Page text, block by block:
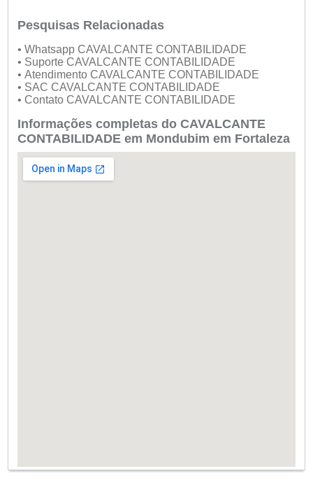
Pesquisas Relacionadas
• Whatsapp CAVALCANTE CONTABILIDADE
• Suporte CAVALCANTE CONTABILIDADE
• Atendimento CAVALCANTE CONTABILIDADE
• SAC CAVALCANTE CONTABILIDADE
• Contato CAVALCANTE CONTABILIDADE
Informações completas do CAVALCANTE
CONTABILIDADE em Mondubim em Fortaleza